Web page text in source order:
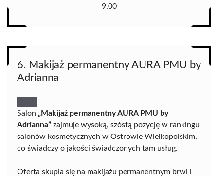
9.00
6. Makijaż permanentny AURA PMU by
Adrianna
Salon „Makijaż permanentny AURA PMU by
Adrianna” zajmuje wysoką, szóstą pozycję w rankingu
salonów kosmetycznych w Ostrowie Wielkopolskim,
co świadczy o jakości świadczonych tam usług.
Oferta skupia się na makijażu permanentnym brwi i